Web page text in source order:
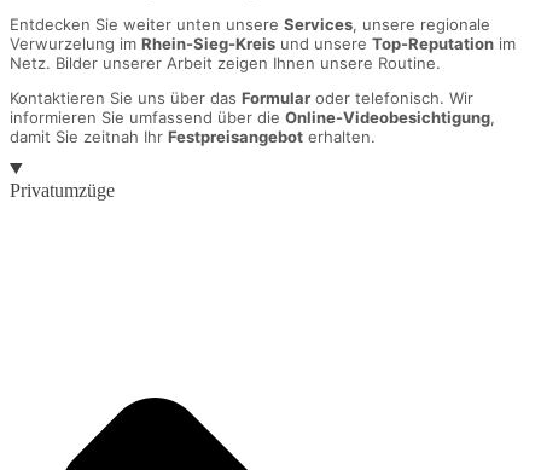
Entdecken Sie weiter unten unsere Services, unsere regionale
Verwurzelung im Rhein-Sieg-Kreis und unsere Top-Reputation im
Netz. Bilder unserer Arbeit zeigen Ihnen unsere Routine.
Kontaktieren Sie uns über das Formular oder telefonisch. Wir
informieren Sie umfassend über die Online-Videobesichtigung,
damit Sie zeitnah Ihr Festpreisangebot erhalten.
Privatumzüge